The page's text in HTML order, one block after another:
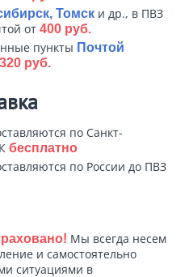
Томск и др., в ПВЗ
от 400 руб.
пункты Почтой
320 руб.
по Санкт-
бесплатно
по России до ПВЗ
Мы всегда несем
и самостоятельно
ситуациями в